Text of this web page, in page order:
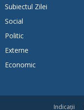
Subiectul Zilei
Social
Politic
Externe
Economic
Indicații